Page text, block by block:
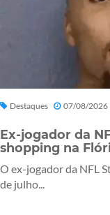
Destaques 07/08/2026
Ex-jogador da
shopping na
O ex-jogador da NFL
de julho...